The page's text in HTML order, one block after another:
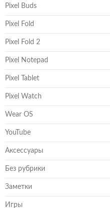
Pixel Buds
Pixel Fold
Pixel Fold 2
Pixel Notepad
Pixel Tablet
Pixel Watch
Wear OS
YouTube
Аксессуары
Без рубрики
Заметки
Игры